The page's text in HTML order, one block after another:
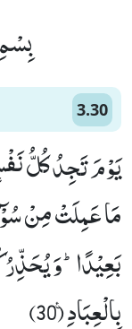
3.30
یَوْمَ تَجِدُ كُلُّ
مَا عَمِلَتْ مِنْ
بَعِیْدًاؕ-وَ
بِالْعِبَادِ۠ (30)